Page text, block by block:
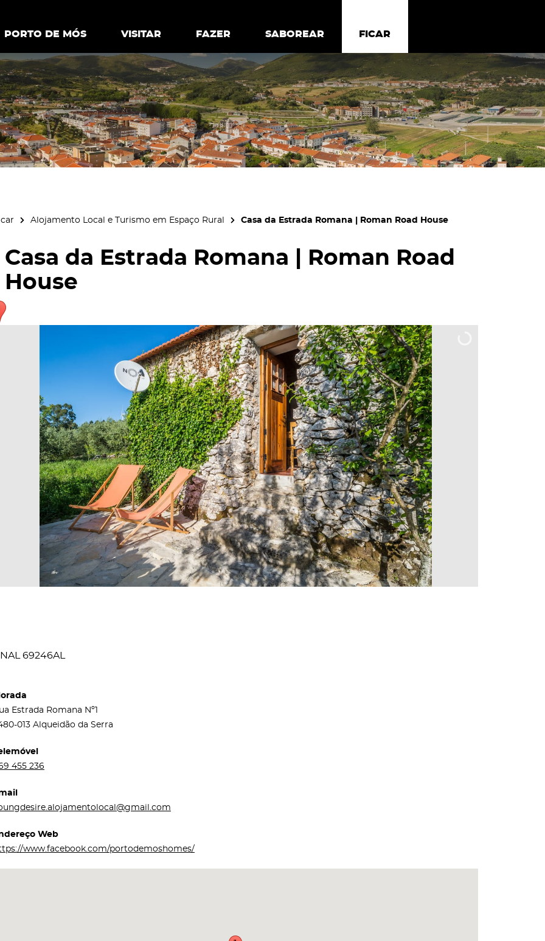
PORTO DE MÓS
VISITAR FAZER SABOREAR FICAR
PORTO DE MÓS VISITAR FAZER SABOREAR FICAR
Alojamento Local e Turismo em Espaço Rural Casa da Estrada Romana | Roman Road House
Casa da Estrada Romana | Roman Road
House
69246AL
Estrada Romana Nº1
013 Alqueidão da Serra
455 236
Web
www.facebook.com/portodemoshomes/